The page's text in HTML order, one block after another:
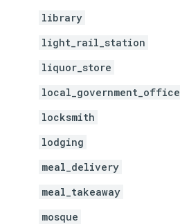
library
light_rail_station
liquor_store
local_government_office
locksmith
lodging
meal_delivery
meal_takeaway
mosque